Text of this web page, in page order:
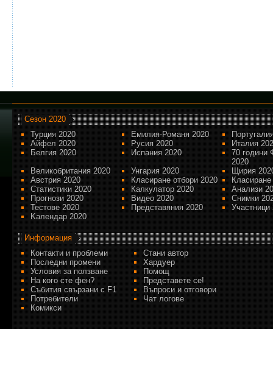
Сезон 2020
Турция 2020
Емилия-Романя 2020
Айфел 2020
Русия 2020
Италия
Белгия 2020
Испания 2020
70 години
2020
Великобритания 2020
Унгария 2020
Щирия
Австрия 2020
Класиране отбори 2020
Статистики 2020
Калкулатор 2020
Анализи
Прогнози 2020
Видео 2020
Снимки
Тестове 2020
Представяния 2020
Участници
Kалендар 2020
Информация
Контакти и проблеми
Стани автор
Последни промени
Хардуер
Условия за ползване
Помощ
На кого сте фен?
Представете се!
Събития свързани с F1
Въпроси и отговори
Потребители
Чат логове
Комикси